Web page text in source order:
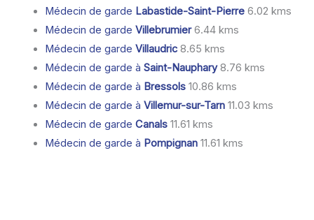
Médecin de garde Labastide-Saint-Pierre6.02 kms
Médecin de garde Villebrumier6.44 kms
Médecin de garde Villaudric8.65 kms
Médecin de garde à Saint-Nauphary8.76 kms
Médecin de garde à Bressols10.86 kms
Médecin de garde à Villemur-sur-Tarn11.03 kms
Médecin de garde Canals11.61 kms
Médecin de garde à Pompignan11.61 kms